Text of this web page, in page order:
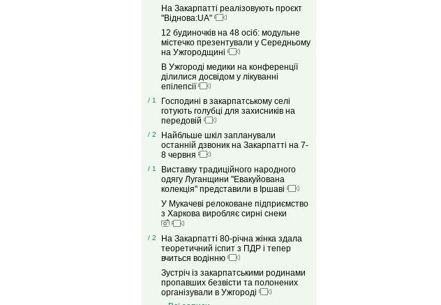
На Закарпатті реалізовують проєкт
"Віднова:UA"
12 будиночків на 48 осіб: модульне
містечко презентували у Середньому
на Ужгородщині
В Ужгороді медики на конференції
ділилися досвідом у лікуванні
епілепсії
/ 1
Господині в закарпатському селі
готують голубці для захисників на
передовій
/ 2
Найбльше шкіл запланували
останній дзвоник на Закарпатті на 7-
8 червня
/ 1
Виставку традиційного народного
одягу Луганщини "Евакуйована
колекція" представили в Іршаві
У Мукачеві релоковане підприємство
з Харкова виробляє сирні снеки
/ 2
На Закарпатті 80-річна жінка здала
теоретичний іспит з ПДР і тепер
вчиться водінню
Зустріч із закарпатськими родинами
пропавших безвісти та полонених
організували в Ужгороді